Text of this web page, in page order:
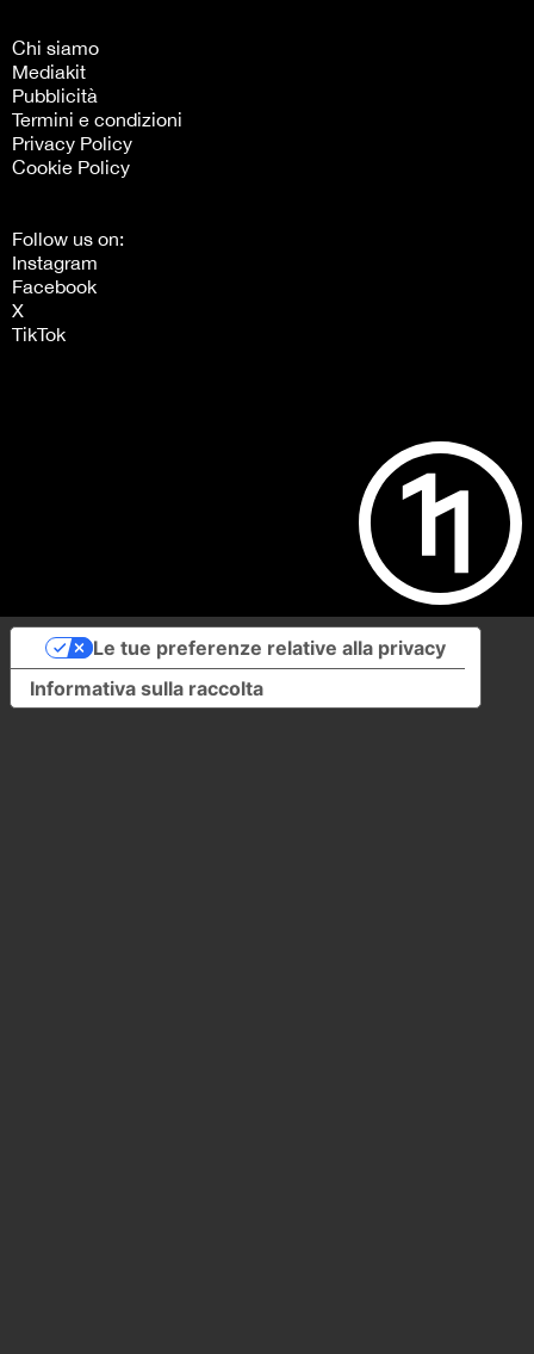
Chi siamo
Mediakit
Pubblicità
Termini e condizioni
Privacy Policy
Cookie Policy
Follow us on:
Instagram
Facebook
X
TikTok
Informativa sulla raccolta
Le tue preferenze relative alla privacy